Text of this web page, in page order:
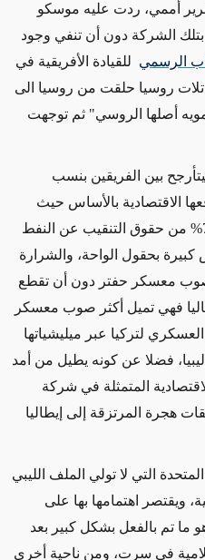
أممي، ردت عليه موسكو
بتلك الشركة دون أن تنفي وجود
الرسمي للقيادة الأفريقية في
روسيا حلقت من روسيا الى
أصلها الروسي" ثم توجهت
بين الفريقين بنسب
الاقتصادية بالأساس حيث
تمتلك شركتها العملاقة "توتال" 75% من حقوق التنقيب عن النفط
بحقول الواحة، والشرارة
صوب معسكر حفتر دون أن تقطع
فهي تميل أكثر صوب معسكر
لتركيا عبر ميليشياتها
فضلا عن كونه يطيل من أمد
المتمثلة في شركة
هجرة المرتزقة إلى إيطاليا
التي لا تولي الملف الليبي
ويقتصر اهتمامها بها على
ما تم بالفعل بشكل كبير بعد
في سرت، ومن ناحية أخرى